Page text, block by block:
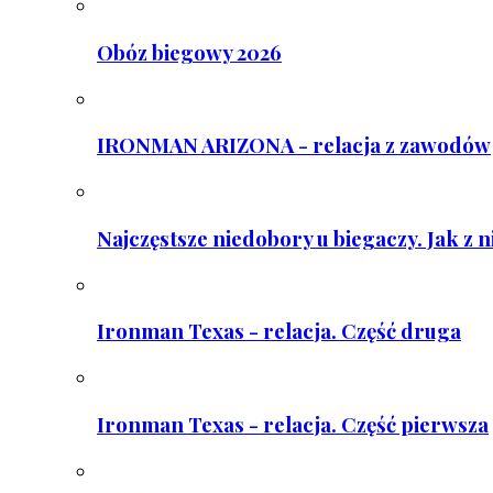
Obóz biegowy 2026
IRONMAN ARIZONA - relacja z zawodów
Najczęstsze niedobory u biegaczy. Jak z
Ironman Texas - relacja. Część druga
Ironman Texas - relacja. Część pierwsza